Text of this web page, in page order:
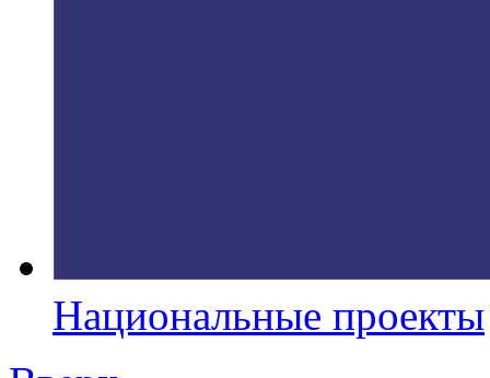
Национальные проекты